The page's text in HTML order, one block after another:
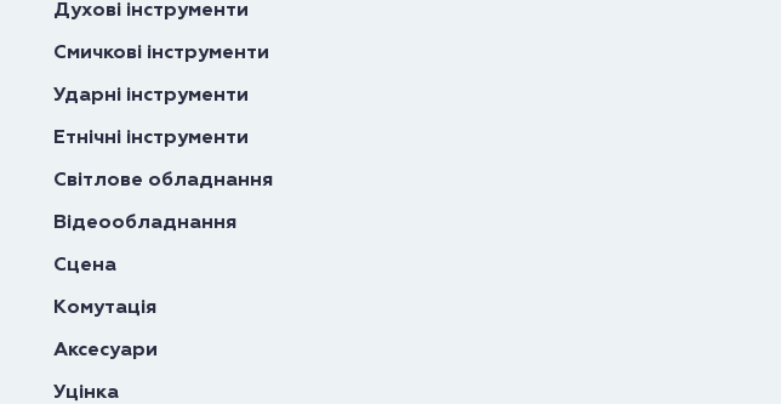
Духові інструменти
Смичкові інструменти
Ударні інструменти
Етнічні інструменти
Світлове обладнання
Відеообладнання
Сцена
Комутація
Аксесуари
Уцінка